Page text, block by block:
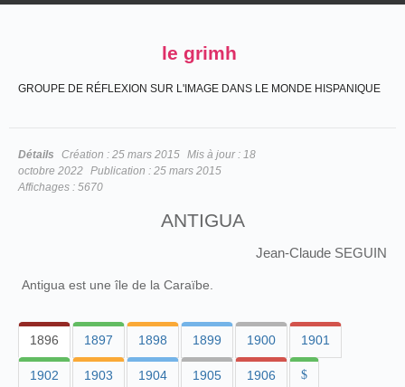
le grimh
GROUPE DE RÉFLEXION SUR L'IMAGE DANS LE MONDE HISPANIQUE
Détails Création : 25 mars 2015 Mis à jour : 18
octobre 2022 Publication : 25 mars 2015
Affichages : 5670
ANTIGUA
Jean-Claude SEGUIN
Antigua est une île de la Caraïbe.
1896 1897 1898 1899 1900 1901
1902 1903 1904 1905 1906 $